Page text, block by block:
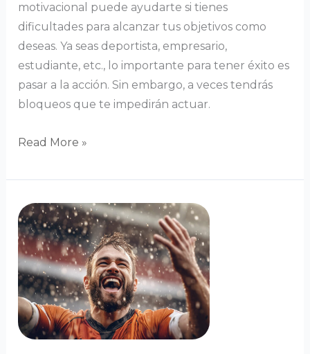
motivacional puede ayudarte si tienes
dificultades para alcanzar tus objetivos como
deseas. Ya seas deportista, empresario,
estudiante, etc., lo importante para tener éxito es
pasar a la acción. Sin embargo, a veces tendrás
bloqueos que te impedirán actuar.
Read More »
Coach
mental
de
confianza
en
uno
mismo